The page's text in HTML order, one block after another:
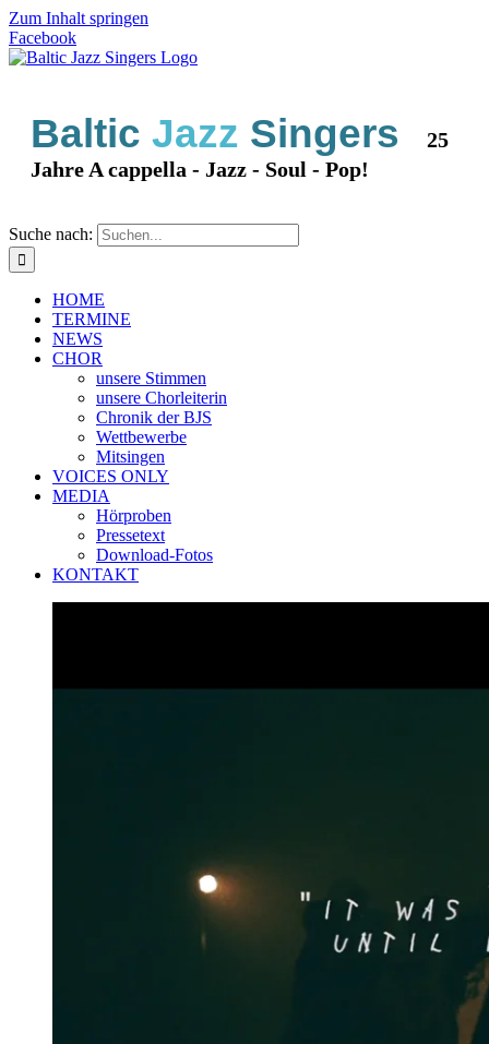
Zum Inhalt springen
Facebook
Baltic Jazz Singers 25
Jahre A cappella - Jazz - Soul - Pop!
Suche nach:
HOME
TERMINE
NEWS
CHOR
unsere Stimmen
unsere Chorleiterin
Chronik der BJS
Wettbewerbe
Mitsingen
VOICES ONLY
MEDIA
Hörproben
Pressetext
Download-Fotos
KONTAKT